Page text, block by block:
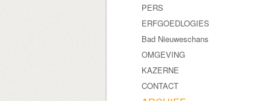
PERS
ERFGOEDLOGIES
Bad Nieuweschans
OMGEVING
KAZERNE
CONTACT